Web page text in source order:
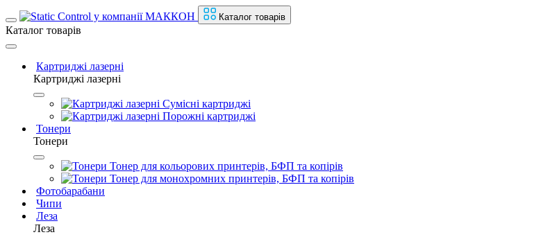
Каталог товарів
Каталог товарів
Картриджі лазерні
Картриджі лазерні
Сумісні картриджі
Порожні картриджі
Тонери
Тонери
Тонер для кольорових принтерів, БФП та копірів
Тонер для монохромних принтерів, БФП та копірів
Фотобарабани
Чипи
Леза
Леза